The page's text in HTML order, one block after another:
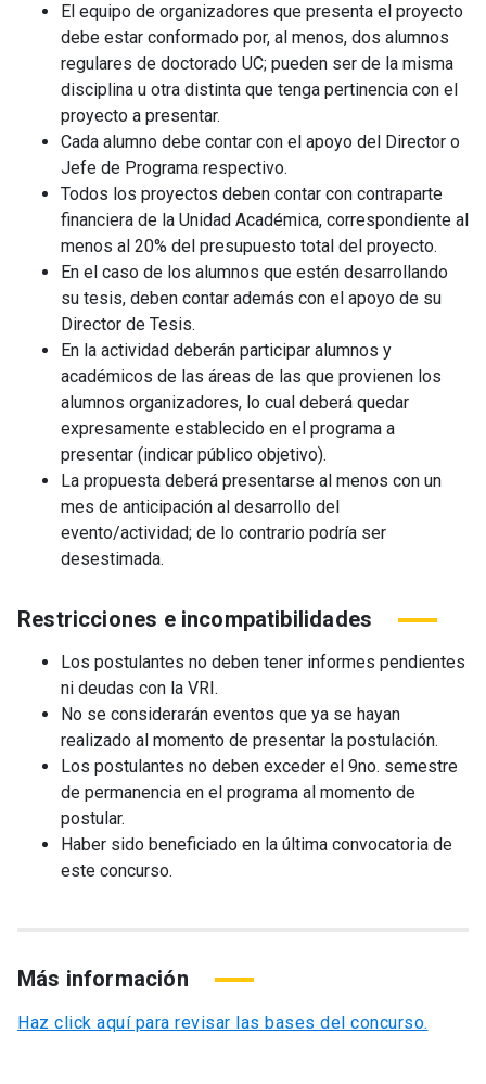
El equipo de organizadores que presenta el proyecto
debe estar conformado por, al menos, dos alumnos
regulares de doctorado UC; pueden ser de la misma
disciplina u otra distinta que tenga pertinencia con el
proyecto a presentar.
Cada alumno debe contar con el apoyo del Director o
Jefe de Programa respectivo.
Todos los proyectos deben contar con contraparte
financiera de la Unidad Académica, correspondiente al
menos al 20% del presupuesto total del proyecto.
En el caso de los alumnos que estén desarrollando
su tesis, deben contar además con el apoyo de su
Director de Tesis.
En la actividad deberán participar alumnos y
académicos de las áreas de las que provienen los
alumnos organizadores, lo cual deberá quedar
expresamente establecido en el programa a
presentar (indicar público objetivo).
La propuesta deberá presentarse al menos con un
mes de anticipación al desarrollo del
evento/actividad; de lo contrario podría ser
desestimada.
Restricciones e incompatibilidades
Los postulantes no deben tener informes pendientes
ni deudas con la VRI.
No se considerarán eventos que ya se hayan
realizado al momento de presentar la postulación.
Los postulantes no deben exceder el 9no. semestre
de permanencia en el programa al momento de
postular.
Haber sido beneficiado en la última convocatoria de
este concurso.
Más información
Haz click aquí para revisar las bases del concurso.